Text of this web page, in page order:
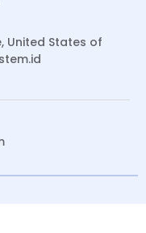
United States of